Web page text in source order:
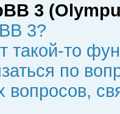
3
3?
такой-то
по
вопросов,